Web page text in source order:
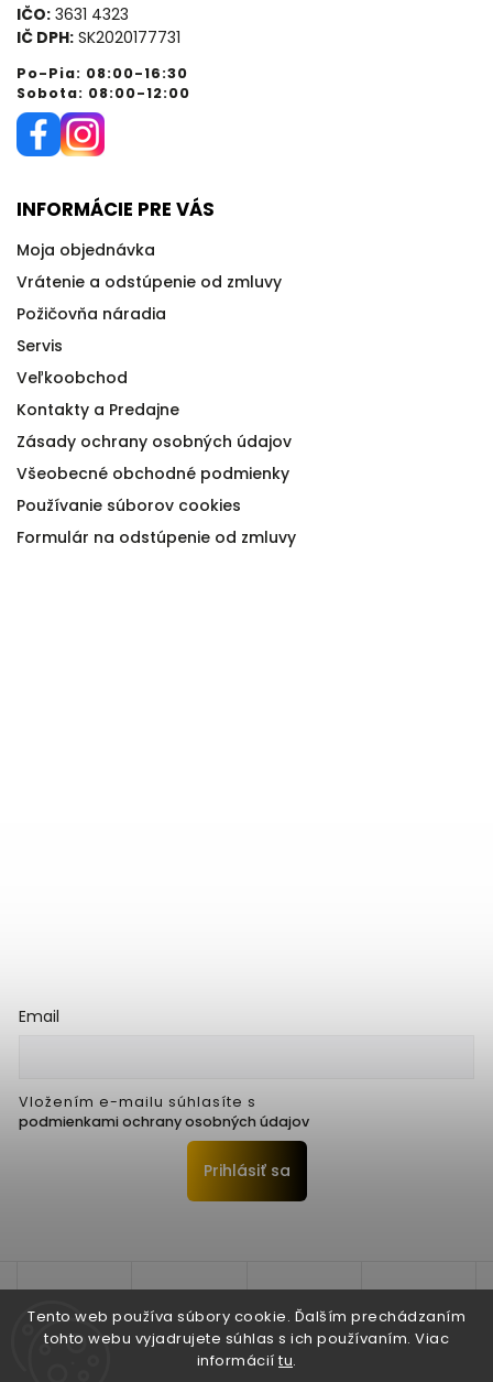
Tento web používa súbory cookie. Ďalším prechádzaním
tohto webu vyjadrujete súhlas s ich používaním. Viac
informácií tu.
IČO: 3631 4323
IČ DPH: SK2020177731
Po-Pia: 08:00-16:30
Sobota: 08:00-12:00
INFORMÁCIE PRE VÁS
Moja objednávka
Vrátenie a odstúpenie od zmluvy
Požičovňa náradia
Servis
Veľkoobchod
Kontakty a Predajne
Zásady ochrany osobných údajov
Všeobecné obchodné podmienky
Používanie súborov cookies
Formulár na odstúpenie od zmluvy
Email
Vložením e-mailu súhlasíte s
podmienkami ochrany osobných údajov
Prihlásiť sa